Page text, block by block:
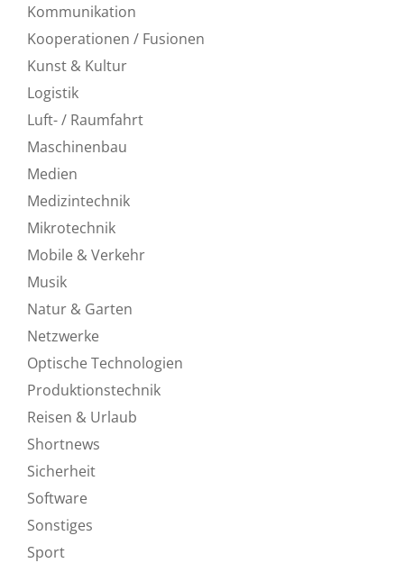
Kommunikation
Kooperationen / Fusionen
Kunst & Kultur
Logistik
Luft- / Raumfahrt
Maschinenbau
Medien
Medizintechnik
Mikrotechnik
Mobile & Verkehr
Musik
Natur & Garten
Netzwerke
Optische Technologien
Produktionstechnik
Reisen & Urlaub
Shortnews
Sicherheit
Software
Sonstiges
Sport